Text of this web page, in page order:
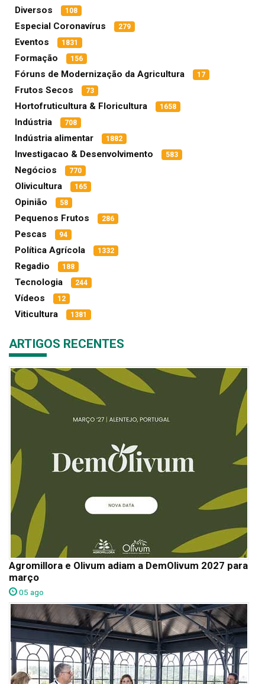
Diversos 108
Especial Coronavírus 279
Eventos 1831
Formação 156
Fóruns de Modernização da Agricultura 17
Frutos Secos 73
Hortofruticultura & Floricultura 1658
Indústria 708
Indústria alimentar 1882
Investigacao & Desenvolvimento 583
Negócios 770
Olivicultura 165
Opinião 58
Pequenos Frutos 286
Pescas 94
Política Agrícola 1332
Regadio 188
Tecnologia 244
Vídeos 12
Viticultura 1381
ARTIGOS RECENTES
Agromillora e Olivum adiam a DemOlivum 2027 para
março
05 ago